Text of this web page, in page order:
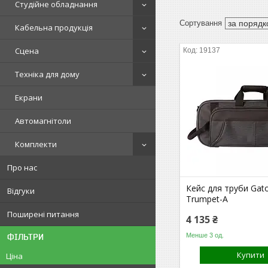
Студійне обладнання
Кабельна продукція
Сцена
Техніка для дому
Екрани
Автомагнітоли
Комплекти
Про нас
Відгуки
Поширені питання
ФІЛЬТРИ
Ціна
19137
Кейс для труби
Trumpet-A
4 135 ₴
Менше 3 од.
Купити